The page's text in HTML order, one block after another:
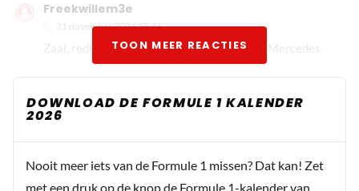
Freekwillem3e
21 november 2021 15:46
Zaai, redbull komt te kort ten opzichte van Mercedes.
RaceTon
weg, maar die klapband deed alle goede werk teniet.
TOON MEER REACTIES
DOWNLOAD DE FORMULE 1 KALENDER
2026
Nooit meer iets van de Formule 1 missen? Dat kan! Zet
met een druk op de knop de Formule 1-kalender van